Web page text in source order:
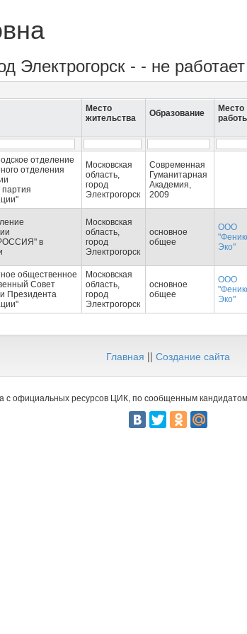
Электрогорск - - не работает
Место
жительства
Образование
Место
отделение
отделения
партия
Московская
область,
город
Электрогорск
Современная
Гуманитарная
Академия,
2009
в
Московская
область,
город
Электрогорск
основное
общее
ООО
Эко"
общественное
Совет
Президента
Московская
область,
город
Электрогорск
основное
общее
ООО
Эко"
Главная || Создание сайта
официальных ресурсов ЦИК, по сообщенным